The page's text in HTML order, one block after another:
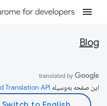
Blog
این صفحه به‌وسیله